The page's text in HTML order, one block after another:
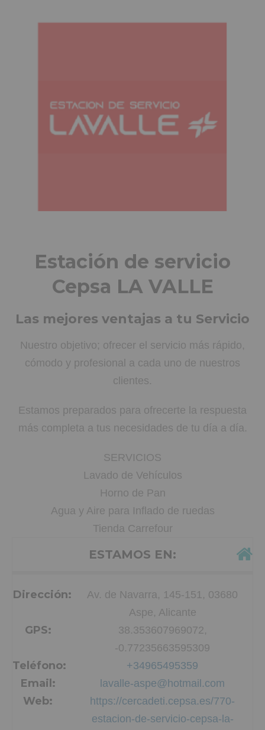
Estación de servicio
Cepsa LA VALLE
Las mejores ventajas a tu Servicio
Nuestro objetivo; ofrecer el servicio más rápido,
cómodo y profesional a cada uno de nuestros
clientes.
Estamos preparados para ofrecerte la respuesta
más completa a tus necesidades de tu día a día.
SERVICIOS
Lavado de Vehículos
Horno de Pan
Agua y Aire para Inflado de ruedas
Tienda Carrefour
ESTAMOS EN:
Dirección:
Av. de Navarra, 145-151, 03680
Aspe, Alicante
GPS:
38.353607969072,
-0.77235663595309
Teléfono: +34965495359
Email: lavalle-aspe@hotmail.com
Web:
https://cercadeti.cepsa.es/770-
estacion-de-servicio-cepsa-la-